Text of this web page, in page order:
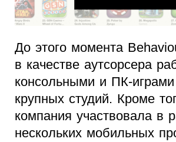
До этого момента
в качестве аутсорсера
консольными и ПК-
крупных студий. Кроме
компания участвовала в
нескольких мобильных